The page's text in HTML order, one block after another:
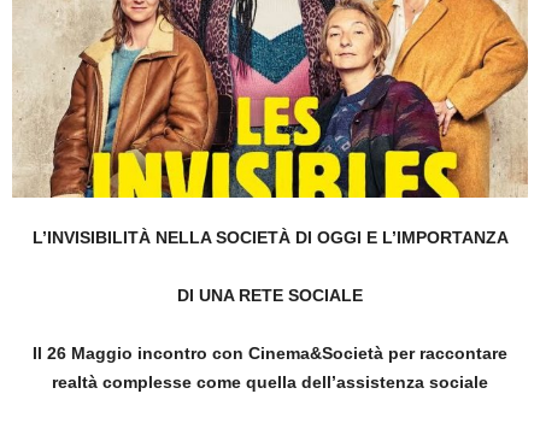
L’INVISIBILITÀ NELLA SOCIETÀ DI OGGI E L’IMPORTANZA
DI UNA RETE SOCIALE
Il 26 Maggio incontro con Cinema&Società per raccontare
realtà complesse come quella dell’assistenza sociale